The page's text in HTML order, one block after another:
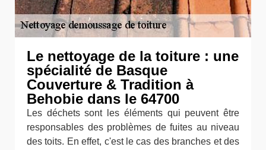
Le nettoyage de la toiture : une
spécialité de Basque
Couverture & Tradition à
Behobie dans le 64700
Les déchets sont les éléments qui peuvent être
responsables des problèmes de fuites au niveau
des toits. En effet, c'est le cas des branches et des